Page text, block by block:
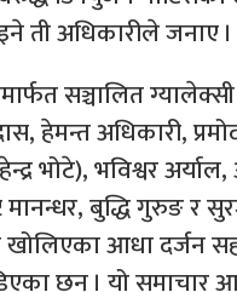
ती अधिकारीले जनाए ।
सञ्चालित
हेमन्त अधिकारी,
भोटे), भविश्वर
बुद्धि गुरुङ र
खोलिएका आधा दर्जन
छन् । यो समाचार